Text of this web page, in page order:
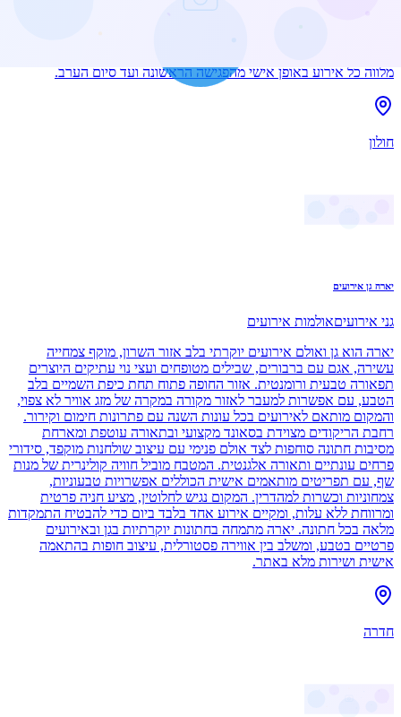
מלווה כל אירוע באופן אישי מהפגישה הראשונה ועד סיום הערב.
חולון
יארה גן אירועים
גני אירועיםאולמות אירועים
יארה הוא גן ואולם אירועים יוקרתי בלב אזור השרון, מוקף צמחייה
עשירה, אגם עם ברבורים, שבילים מטופחים ועצי נוי עתיקים היוצרים
תפאורה טבעית ורומנטית. אזור החופה פתוח תחת כיפת השמיים בלב
הטבע, עם אפשרות למעבר לאזור מקורה במקרה של מזג אוויר לא צפוי,
והמקום מותאם לאירועים בכל עונות השנה עם פתרונות חימום וקירור.
רחבת הריקודים מצוידת בסאונד מקצועי ובתאורה עוטפת ומארחת
מסיבות חתונה סוחפות לצד אולם פנימי עם עיצוב שולחנות מוקפד, סידורי
פרחים עונתיים ותאורה אלגנטית. המטבח מוביל חוויה קולינרית של מנות
שף, עם תפריטים מותאמים אישית הכוללים אפשרויות טבעוניות,
צמחוניות וכשרות למהדרין. המקום נגיש לחלוטין, מציע חניה פרטית
ומרווחת ללא עלות, ומקיים אירוע אחד בלבד ביום כדי להבטיח התמקדות
מלאה בכל חתונה. יארה מתמחה בחתונות יוקרתיות בגן ובאירועים
פרטיים בטבע, ומשלב בין אווירה פסטורלית, עיצוב חופות בהתאמה
אישית ושירות מלא באתר.
חדרה